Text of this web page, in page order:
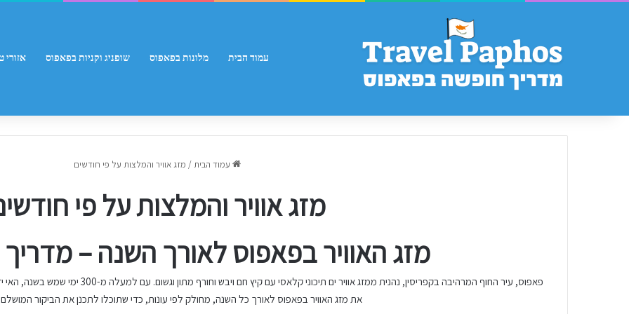
עמוד הבית מלונות בפאפוס שופניג וקניות בפאפוס אזורי
עמוד הבית/ מזג אוויר והמלצות על פי חודשים
מזג אוויר והמלצות על פי
מזג האוויר בפאפוס לאורך השנה – מדריך
פאפוס, עיר החוף המרהיבה בקפריסין, נהנית ממזג
את מזג האוויר בפאפוס לאורך כל השנה, מחולק לפי עונות, כדי שתוכלו לתכנן את הביקור